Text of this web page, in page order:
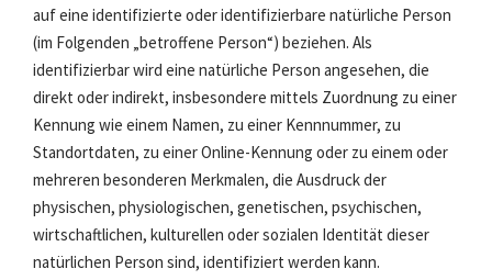
auf eine identifizierte oder identifizierbare natürliche Person
(im Folgenden „betroffene Person“) beziehen. Als
identifizierbar wird eine natürliche Person angesehen, die
direkt oder indirekt, insbesondere mittels Zuordnung zu einer
Kennung wie einem Namen, zu einer Kennnummer, zu
Standortdaten, zu einer Online-Kennung oder zu einem oder
mehreren besonderen Merkmalen, die Ausdruck der
physischen, physiologischen, genetischen, psychischen,
wirtschaftlichen, kulturellen oder sozialen Identität dieser
natürlichen Person sind, identifiziert werden kann.